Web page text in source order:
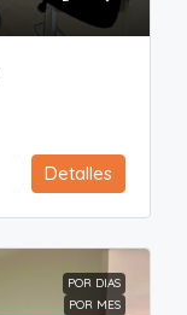
Detalles
POR DIAS
POR MES